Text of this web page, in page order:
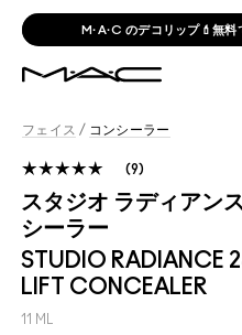
M·A·C x JEAN-MICHEL
フェイス / コンシーラー
スタジオ ラディアン
シーラー
STUDIO RADIANCE
LIFT CONCEALER
11 ML
9